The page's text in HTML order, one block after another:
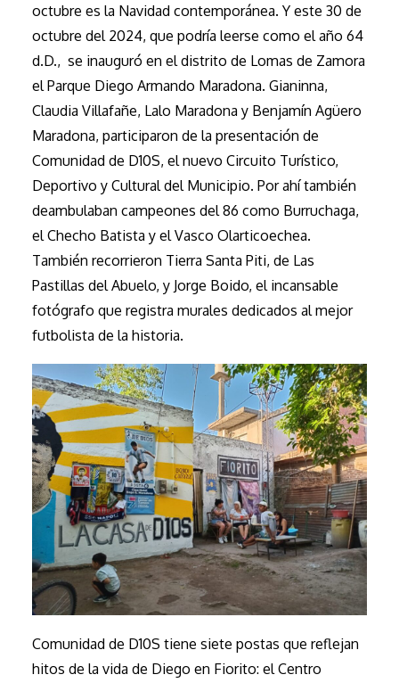
octubre es la Navidad contemporánea. Y este 30 de
octubre del 2024, que podría leerse como el año 64
d.D., se inauguró en el distrito de Lomas de Zamora
el Parque Diego Armando Maradona. Gianinna,
Claudia Villafañe, Lalo Maradona y Benjamín Agüero
Maradona, participaron de la presentación de
Comunidad de D10S, el nuevo Circuito Turístico,
Deportivo y Cultural del Municipio. Por ahí también
deambulaban campeones del 86 como Burruchaga,
el Checho Batista y el Vasco Olarticoechea.
También recorrieron Tierra Santa Piti, de Las
Pastillas del Abuelo, y Jorge Boido, el incansable
fotógrafo que registra murales dedicados al mejor
futbolista de la historia.
Comunidad de D10S tiene siete postas que reflejan
hitos de la vida de Diego en Fiorito: el Centro